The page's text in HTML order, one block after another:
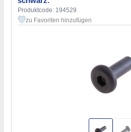
Produktcode: 194529
zu Favoriten hinzufügen